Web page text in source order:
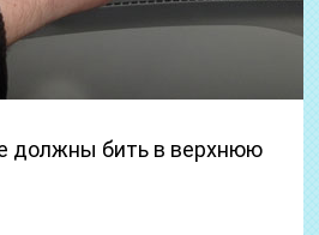
должны бить в верхнюю